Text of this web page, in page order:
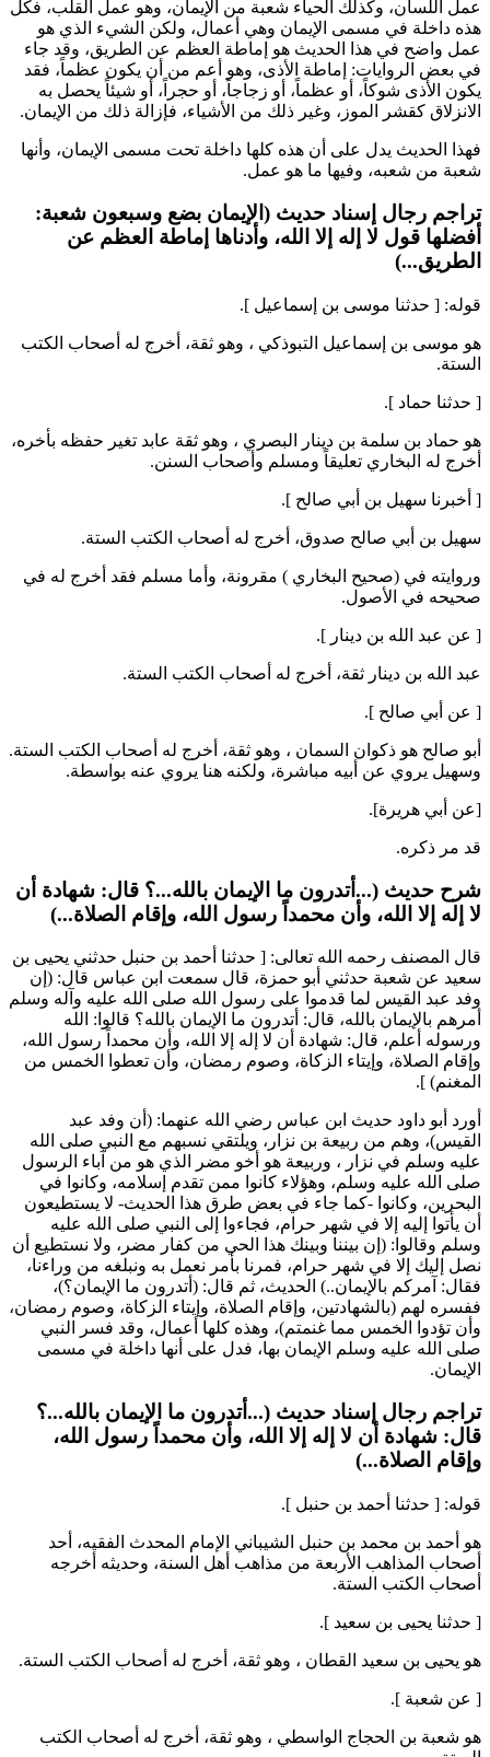
عمل اللسان، وكذلك الحياء شعبة من الإيمان، وهو عمل القلب، فكل
هذه داخلة في مسمى الإيمان وهي أعمال، ولكن الشيء الذي هو
عمل واضح في هذا الحديث هو إماطة العظم عن الطريق، وقد جاء
في بعض الروايات: إماطة الأذى، وهو أعم من أن يكون عظماً، فقد
يكون الأذى شوكاً، أو عظماً، أو زجاجاً، أو حجراً، أو شيئاً يحصل به
الانزلاق كقشر الموز، وغير ذلك من الأشياء، فإزالة ذلك من الإيمان.
فهذا الحديث يدل على أن هذه كلها داخلة تحت مسمى الإيمان، وأنها
شعبة من شعبه، وفيها ما هو عمل.
تراجم رجال إسناد حديث (الإيمان بضع وسبعون شعبة:
أفضلها قول لا إله إلا الله، وأدناها إماطة العظم عن
الطريق...)
قوله: [ حدثنا موسى بن إسماعيل ].
هو موسى بن إسماعيل التبوذكي ، وهو ثقة، أخرج له أصحاب الكتب
الستة.
[ حدثنا حماد ].
هو حماد بن سلمة بن دينار البصري ، وهو ثقة عابد تغير حفظه بأخره،
أخرج له البخاري تعليقاً ومسلم وأصحاب السنن.
[ أخبرنا سهيل بن أبي صالح ].
سهيل بن أبي صالح صدوق، أخرج له أصحاب الكتب الستة.
وروايته في (صحيح البخاري ) مقرونة، وأما مسلم فقد أخرج له في
صحيحه في الأصول.
[ عن عبد الله بن دينار ].
عبد الله بن دينار ثقة، أخرج له أصحاب الكتب الستة.
[ عن أبي صالح ].
أبو صالح هو ذكوان السمان ، وهو ثقة، أخرج له أصحاب الكتب الستة.
وسهيل يروي عن أبيه مباشرة، ولكنه هنا يروي عنه بواسطة.
[عن أبي هريرة].
قد مر ذكره.
شرح حديث (...أتدرون ما الإيمان بالله...؟ قال: شهادة أن
لا إله إلا الله، وأن محمداً رسول الله، وإقام الصلاة...)
قال المصنف رحمه الله تعالى: [ حدثنا أحمد بن حنبل حدثني يحيى بن
سعيد عن شعبة حدثني أبو حمزة، قال سمعت ابن عباس قال: ( إن
وفد عبد القيس لما قدموا على رسول الله صلى الله عليه وآله وسلم
أمرهم بالإيمان بالله، قال: أتدرون ما الإيمان بالله؟ قالوا: الله
ورسوله أعلم، قال: شهادة أن لا إله إلا الله، وأن محمداً رسول الله،
وإقام الصلاة، وإيتاء الزكاة، وصوم رمضان، وأن تعطوا الخمس من
المغنم) ].
أورد أبو داود حديث ابن عباس رضي الله عنهما: ( أن وفد عبد
القيس)، وهم من ربيعة بن نزار، ويلتقي نسبهم مع النبي صلى الله
عليه وسلم في نزار ، وربيعة هو أخو مضر
الذي هو من آباء الرسول
صلى الله عليه وسلم، وهؤلاء كانوا ممن تقدم إسلامه، وكانوا في
البحرين، وكانوا -كما جاء في بعض طرق هذا الحديث- لا يستطيعون
أن يأتوا إليه إلا في شهر حرام، فجاءوا إلى النبي صلى الله عليه
وسلم وقالوا: ( إن بيننا وبينك هذا الحي من كفار مضر، ولا نستطيع أن
نصل إليك إلا في شهر حرام، فمرنا بأمر نعمل به ونبلغه من وراءنا،
فقال: آمركم بالإيمان..) الحديث، ثم قال: ( أتدرون ما الإيمان؟)،
ففسره لهم (بالشهادتين، وإقام الصلاة، وإيتاء الزكاة، وصوم رمضان،
وأن تؤدوا الخمس مما غنمتم)، وهذه كلها أعمال، وقد فسر النبي
صلى الله عليه وسلم الإيمان بها، فدل على أنها داخلة في مسمى
الإيمان.
تراجم رجال إسناد حديث (...أتدرون ما الإيمان بالله...؟
قال: شهادة أن لا إله إلا الله، وأن محمداً رسول الله،
وإقام الصلاة...)
قوله: [ حدثنا أحمد بن حنبل ].
هو أحمد بن محمد بن حنبل الشيباني الإمام المحدث الفقيه، أحد
أصحاب المذاهب الأربعة من مذاهب أهل السنة، وحديثه أخرجه
أصحاب الكتب الستة.
[ حدثنا يحيى بن سعيد ].
هو يحيى بن سعيد القطان ، وهو ثقة، أخرج له أصحاب الكتب الستة.
[ عن شعبة ].
هو شعبة بن الحجاج الواسطي ، وهو ثقة، أخرج له أصحاب الكتب